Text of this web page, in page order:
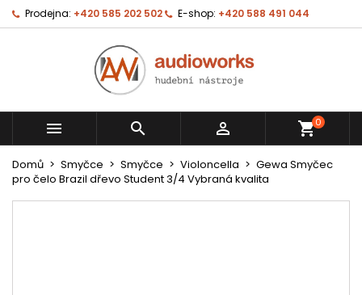
Prodejna: +420 585 202 502 E-shop: +420 588 491 044
   shopping_cart0
Domů Smyčce Smyčce Violoncella
Gewa Smyčec
pro čelo Brazil dřevo Student 3/4 Vybraná kvalita